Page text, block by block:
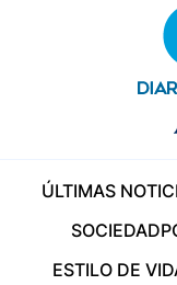
ÚLTIMAS
SOCIEDAD
ESTILO DE